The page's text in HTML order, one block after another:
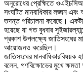
অনুরোধের প্রেক্ষিতে
সংঘটিত মানবাধিকার লঙ্ঘন
তদন্ত পরিচালনা করেছে।
হয়েছে যা গত বুধবার
প্রকাশ উপলক্ষ্যে জাতিসংঘের
আয়োজনও করেছিল।
জাতিসংঘের
বলেন, গণবিক্ষোভের মুখে